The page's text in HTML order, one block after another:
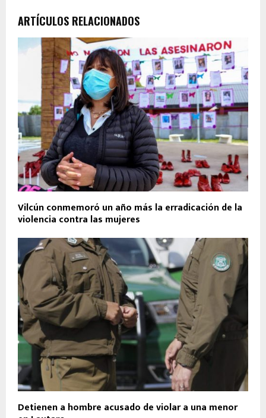
ARTÍCULOS RELACIONADOS
Vilcún conmemoró un año más la erradicación de la
violencia contra las mujeres
Detienen a hombre acusado de violar a una menor